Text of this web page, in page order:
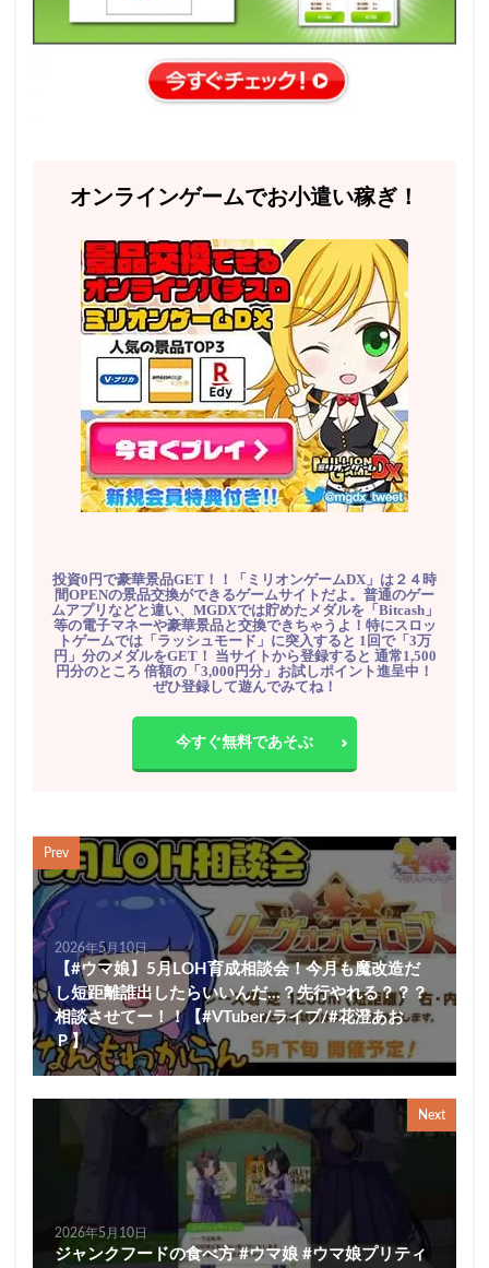
オンラインゲームでお小遣い稼ぎ！
投資0円で豪華景品GET！！「ミリオンゲームDX」は２４時
間OPENの景品交換ができるゲームサイトだよ。普通のゲー
ムアプリなどと違い、MGDXでは貯めたメダルを「Bitcash」
等の電子マネーや豪華景品と交換できちゃうよ！特にスロッ
トゲームでは「ラッシュモード」に突入すると 1回で「3万
円」分のメダルをGET！ 当サイトから登録すると 通常1,500
円分のところ 倍額の「3,000円分」お試しポイント進呈中！
ぜひ登録して遊んでみてね！
今すぐ無料であそぶ
Prev
2026年5月10日
【#ウマ娘】5月LOH育成相談会！今月も魔改造だ
し短距離誰出したらいいんだ…？先行やれる？？？
相談させてー！！【#VTuber/ライブ/#花澄あお
Ｐ】
Next
2026年5月10日
ジャンクフードの食べ方 #ウマ娘 #ウマ娘プリティ